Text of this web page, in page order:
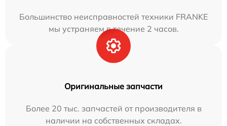
Большинство неисправностей техники FRANKE
мы устраняем в течение 2 часов.
Оригинальные запчасти
Более 20 тыс. запчастей от производителя в
наличии на собственных складах.